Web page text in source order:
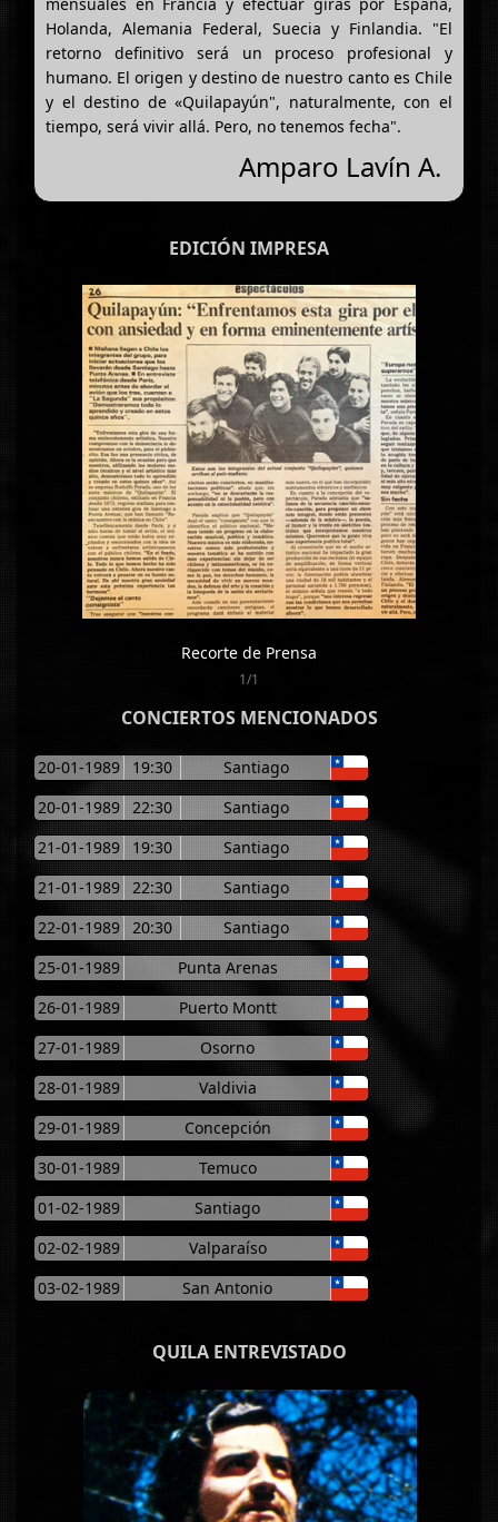
Holanda, Alemania Federal, Suecia y Finlandia. "El
retorno definitivo será un proceso profesional y
humano. El origen y destino de nuestro canto es Chile
y el destino de «Quilapayún", naturalmente, con el
tiempo, será vivir allá. Pero, no tenemos fecha".
Amparo Lavín A.
EDICIÓN IMPRESA
Recorte de Prensa
1/1
CONCIERTOS MENCIONADOS
20-01-1989 19:30
Santiago
20-01-1989 22:30
Santiago
21-01-1989
19:30
Santiago
21-01-1989 22:30
Santiago
22-01-1989 20:30
Santiago
25-01-1989
Punta Arenas
26-01-1989
Puerto Montt
27-01-1989
Osorno
28-01-1989
Valdivia
29-01-1989
Concepción
30-01-1989
Temuco
01-02-1989
Santiago
02-02-1989
Valparaíso
03-02-1989
San Antonio
QUILA ENTREVISTADO